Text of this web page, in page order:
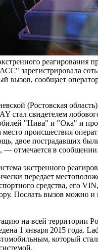
реагирования
зарегистрировала
вызов, сообщает
(Ростовская
cтал свидетелем
"Нива" и "Ока" и
происшествия
двое пострадавших
— отмечается в сообщении.
экстренного
передает
средства, его
Послать вызов можно
на всей территории
1 января 2015 года.
который